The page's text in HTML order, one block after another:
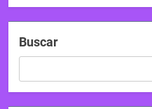
Buscar